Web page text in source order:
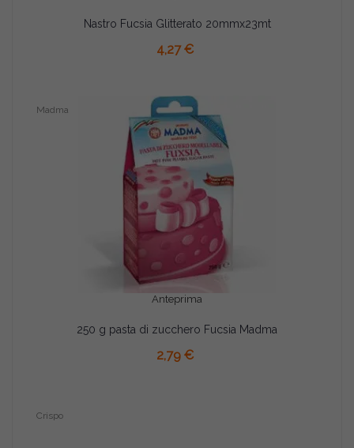
Nastro Fucsia Glitterato 20mmx23mt
4,27 €
Anteprima
Madma
250 g pasta di zucchero Fucsia Madma
2,79 €
Crispo